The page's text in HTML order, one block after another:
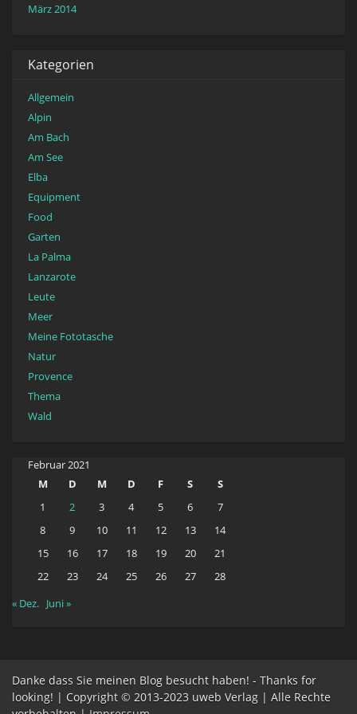
März 2014
Kategorien
Allgemein
Alpin
Am Bach
Am See
Elba
Equipment
Food
Garten
La Palma
Lanzarote
Leute
Meer
Meine Fototasche
Natur
Provence
Thema
Wald
Februar 2021
M
D M D F S
S
1
2 3 4 5 6
7
8
9 10 11 12 13
14
15
16 17 18 19 20
21
22
23 24 25 26 27
28
« Dez. Juni »
Danke dass Sie meinen Blog besucht haben! - Thanks for
looking! | Copyright © 2013-2023 uweb Verlag | Alle Rechte